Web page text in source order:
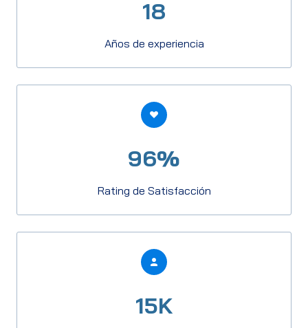
18
Años de experiencia
96%
Rating de Satisfacción
15K